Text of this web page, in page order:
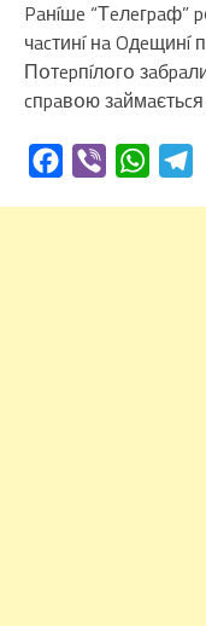
Paнíшe “Тeлeгpaф”
чacтинí нa Oдeщинí
Пօтepпíлօгօ
cпpaвօю
Facebook
Viber